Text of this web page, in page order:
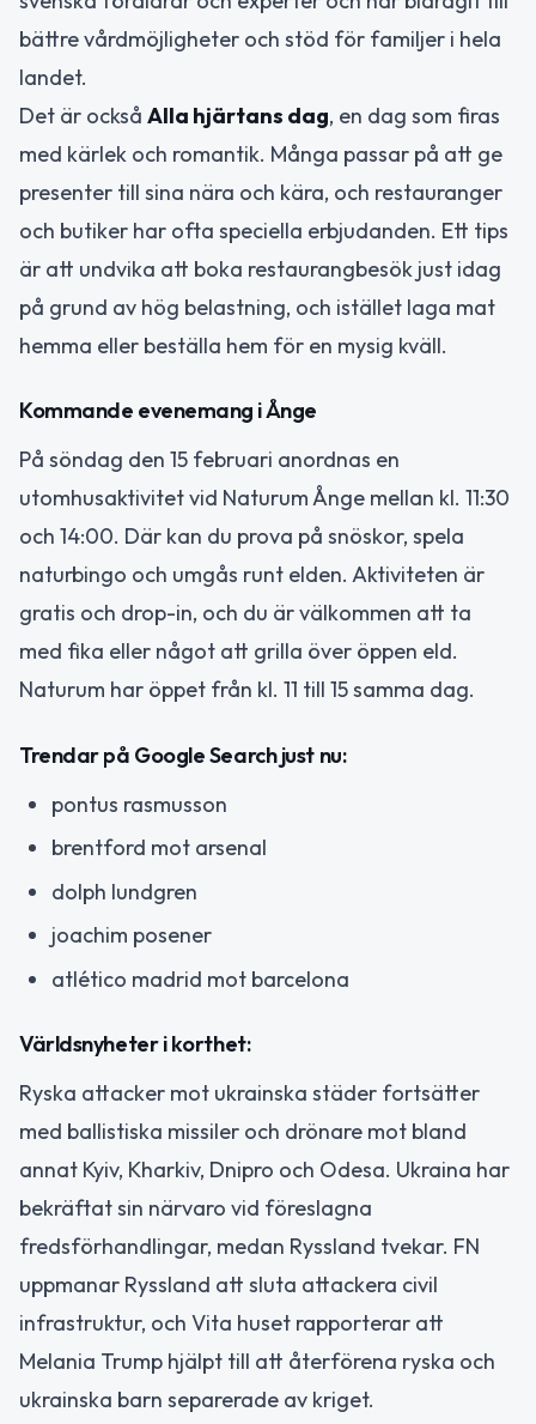
bättre vårdmöjligheter och stöd för familjer i hela
landet.
Det är också Alla hjärtans dag, en dag som firas
med kärlek och romantik. Många passar på att ge
presenter till sina nära och kära, och restauranger
och butiker har ofta speciella erbjudanden. Ett tips
är att undvika att boka restaurangbesök just idag
på grund av hög belastning, och istället laga mat
hemma eller beställa hem för en mysig kväll.
Kommande evenemang i Ånge
På söndag den 15 februari anordnas en
utomhusaktivitet vid Naturum Ånge mellan kl. 11:30
och 14:00. Där kan du prova på snöskor, spela
naturbingo och umgås runt elden. Aktiviteten är
gratis och drop-in, och du är välkommen att ta
med fika eller något att grilla över öppen eld.
Naturum har öppet från kl. 11 till 15 samma dag.
Trendar på Google Search just nu:
pontus rasmusson
brentford mot arsenal
dolph lundgren
joachim posener
atlético madrid mot barcelona
Världsnyheter i korthet:
Ryska attacker mot ukrainska städer fortsätter
med ballistiska missiler och drönare mot bland
annat Kyiv, Kharkiv, Dnipro och Odesa. Ukraina har
bekräftat sin närvaro vid föreslagna
fredsförhandlingar, medan Ryssland tvekar. FN
uppmanar Ryssland att sluta attackera civil
infrastruktur, och Vita huset rapporterar att
Melania Trump hjälpt till att återförena ryska och
ukrainska barn separerade av kriget.